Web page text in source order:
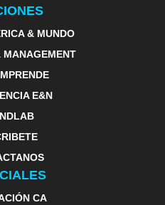
& MUNDO
MANAGEMENT
E&N
CA